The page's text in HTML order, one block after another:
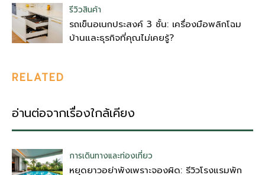
รีวิวสินค้า
รถเข็นอเนกประสงค์ 3 ชั้น: เครื่องมือพลิกโฉม
บ้านและธุรกิจที่คุณไม่เคยรู้?
RELATED
อ่านต่อจากเรื่องใกล้เคียง
การเดินทางและท่องเที่ยว
หยุดยาวอย่าพังเพราะจองผิด: รีวิวโรงแรมพัก